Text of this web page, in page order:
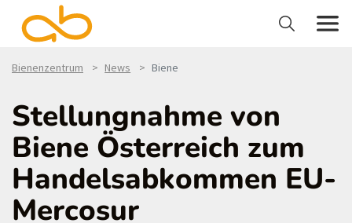
Bienenzentrum News Biene
Stellungnahme von
Biene Österreich zum
Handelsabkommen EU-
Mercosur